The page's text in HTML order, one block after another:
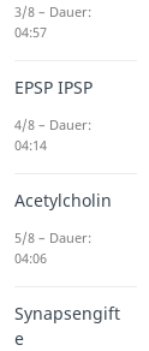
3/8 – Dauer:
04:57
EPSP IPSP
4/8 – Dauer:
04:14
Acetylcholin
5/8 – Dauer:
04:06
Synapsengift
e